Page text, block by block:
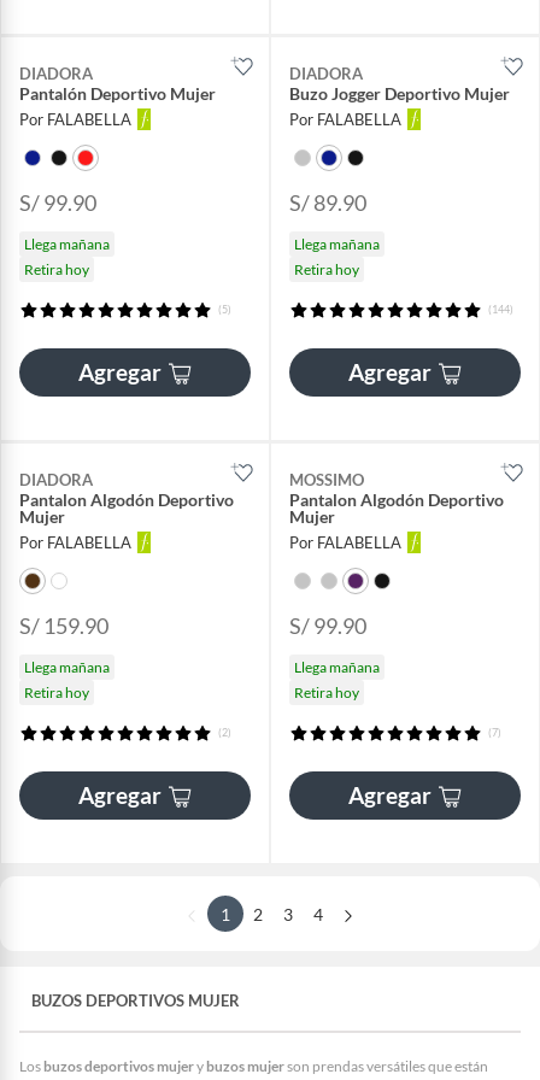
DIADORA
Pantalón Deportivo Mujer
Por FALABELLA
S/ 99.90
Llega mañana
Retira hoy
(5)
Agregar
DIADORA
Buzo Jogger Deportivo Mujer
Por FALABELLA
S/ 89.90
Llega mañana
Retira hoy
(144)
Agregar
DIADORA
Pantalon Algodón Deportivo
Mujer
Por FALABELLA
S/ 159.90
Llega mañana
Retira hoy
(2)
Agregar
MOSSIMO
Pantalon Algodón Deportivo
Mujer
Por FALABELLA
S/ 99.90
Llega mañana
Retira hoy
(7)
Agregar
1 2 3 4
BUZOS DEPORTIVOS MUJER
Los buzos deportivos mujery buzos mujerson prendas versátiles que están